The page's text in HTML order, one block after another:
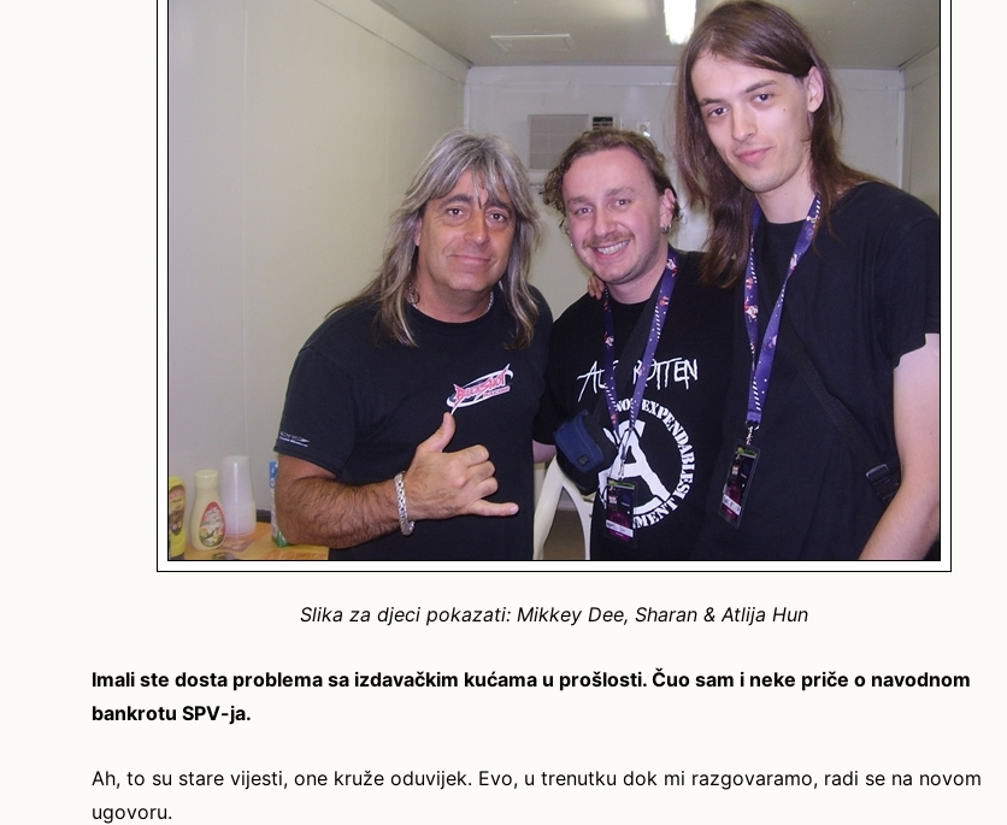
Slika za djeci pokazati: Mikkey Dee, Sharan & Atlija Hun
Imali ste dosta problema sa izdavačkim kućama u prošlosti. Čuo sam i neke priče o navodnom
bankrotu SPV-ja.
Ah, to su stare vijesti, one kruže oduvijek. Evo, u trenutku dok mi razgovaramo, radi se na novom
ugovoru.